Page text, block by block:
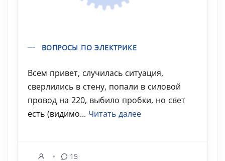
ВОПРОСЫ ПО ЭЛЕКТРИКЕ
Всем привет, случилась ситуация,
сверлились в стену, попали в силовой
провод на 220, выбило пробки, но свет
есть (видимо... Читать далее
15